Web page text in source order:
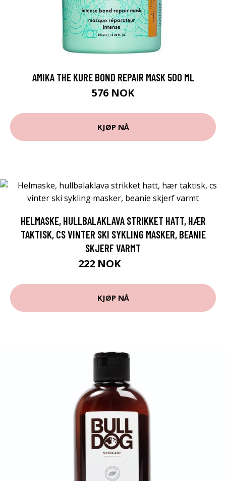
AMIKA THE KURE BOND REPAIR MASK 500 ML
576 NOK
KJØP NÅ
HELMASKE, HULLBALAKLAVA STRIKKET HATT, HÆR
TAKTISK, CS VINTER SKI SYKLING MASKER, BEANIE
SKJERF VARMT
222 NOK
KJØP NÅ